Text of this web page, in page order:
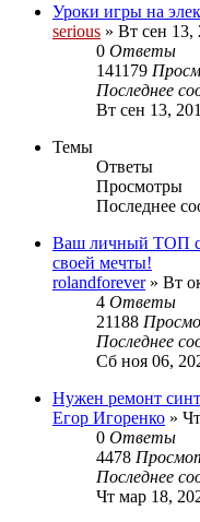
Уроки игры на
serious » Вт сен 13,
0 Ответы
141179
Последнее
Вт сен 13,
Темы
Ответы
Просмотры
Последнее
Ваш личный ТОП
своей мечты!
rolandforever» Вт
4 Ответы
21188
Последнее
Сб ноя 06,
Нужен ремонт
Егор Игоренко »
0 Ответы
4478
Последнее
Чт мар 18,